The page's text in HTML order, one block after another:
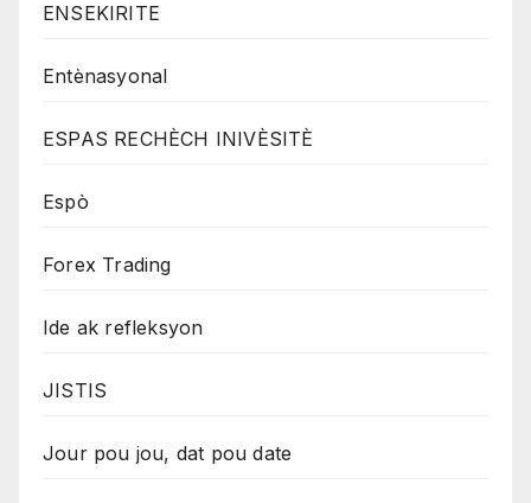
ENSEKIRITE
Entènasyonal
ESPAS RECHÈCH INIVÈSITÈ
Espò
Forex Trading
Ide ak refleksyon
JISTIS
Jour pou jou, dat pou date